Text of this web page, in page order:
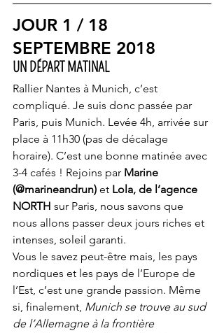
JOUR 1 / 18
SEPTEMBRE 2018
UN DÉPART MATINAL
Rallier Nantes à Munich, c’est
compliqué. Je suis donc passée par
Paris, puis Munich. Levée 4h, arrivée sur
place à 11h30 (pas de décalage
horaire). C’est une bonne matinée avec
3-4 cafés ! Rejoins par Marine
(@marineandrun) et Lola, de l’agence
NORTH sur Paris, nous savons que
nous allons passer deux jours riches et
intenses, soleil garanti.
Vous le savez peut-être mais, les pays
nordiques et les pays de l’Europe de
l’Est, c’est une grande passion. Même
si, finalement, Munich se trouve au sud
de l’Allemagne à la frontière